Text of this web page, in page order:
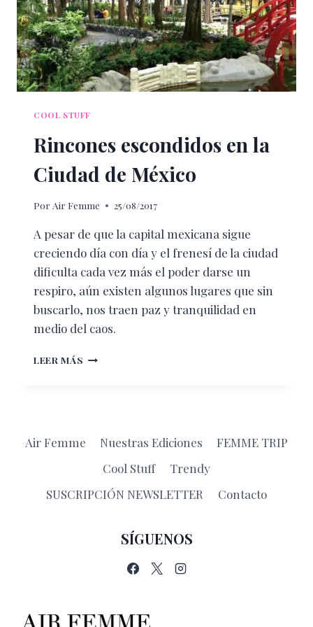
COOL STUFF
Rincones escondidos en la
Ciudad de México
Por Air Femme 25/08/2017
A pesar de que la capital mexicana sigue
creciendo día con día y el frenesí de la ciudad
dificulta cada vez más el poder darse un
respiro, aún existen algunos lugares que sin
buscarlo, nos traen paz y tranquilidad en
medio del caos.
LEER MÁS RINCONES
MÉXICO
Air Femme Nuestras Ediciones
FEMME TRIP
Cool Stuff
Trendy
SUSCRIPCIÓN NEWSLETTER
Contacto
SÍGUENOS